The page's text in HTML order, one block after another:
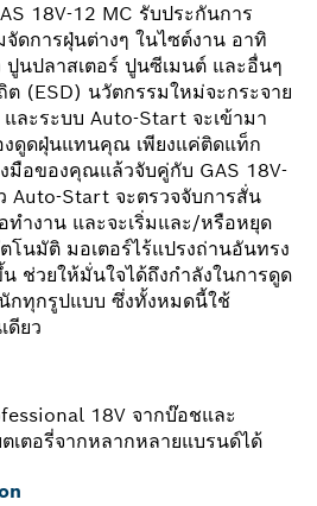
18V-12 MC รับประกันการ
ดการฝุ่นต่างๆ ในไซต์งาน อาทิ
นปลาสเตอร์ ปูนซีเมนต์ และอื่นๆ
(ESD) นวัตกรรมใหม่จะกระจาย
ละระบบ Auto-Start จะเข้ามา
งดูดฝุ่นแทนคุณ เพียงแค่ติดแท็ก
มือของคุณแล้วจับคู่กับ GAS 18V-
Auto-Start จะตรวจจับการสั่น
ทำงาน และจะเริ่มและ/หรือหยุด
โนมัติ มอเตอร์ไร้แปรงถ่านอันทรง
ช่วยให้มั่นใจได้ถึงกำลังในการดูด
กทุกรูปแบบ ซึ่งทั้งหมดนี้ใช้
ดียว
18V จากบ๊อชและ
เตอรี่จากหลากหลายแบรนด์ได้